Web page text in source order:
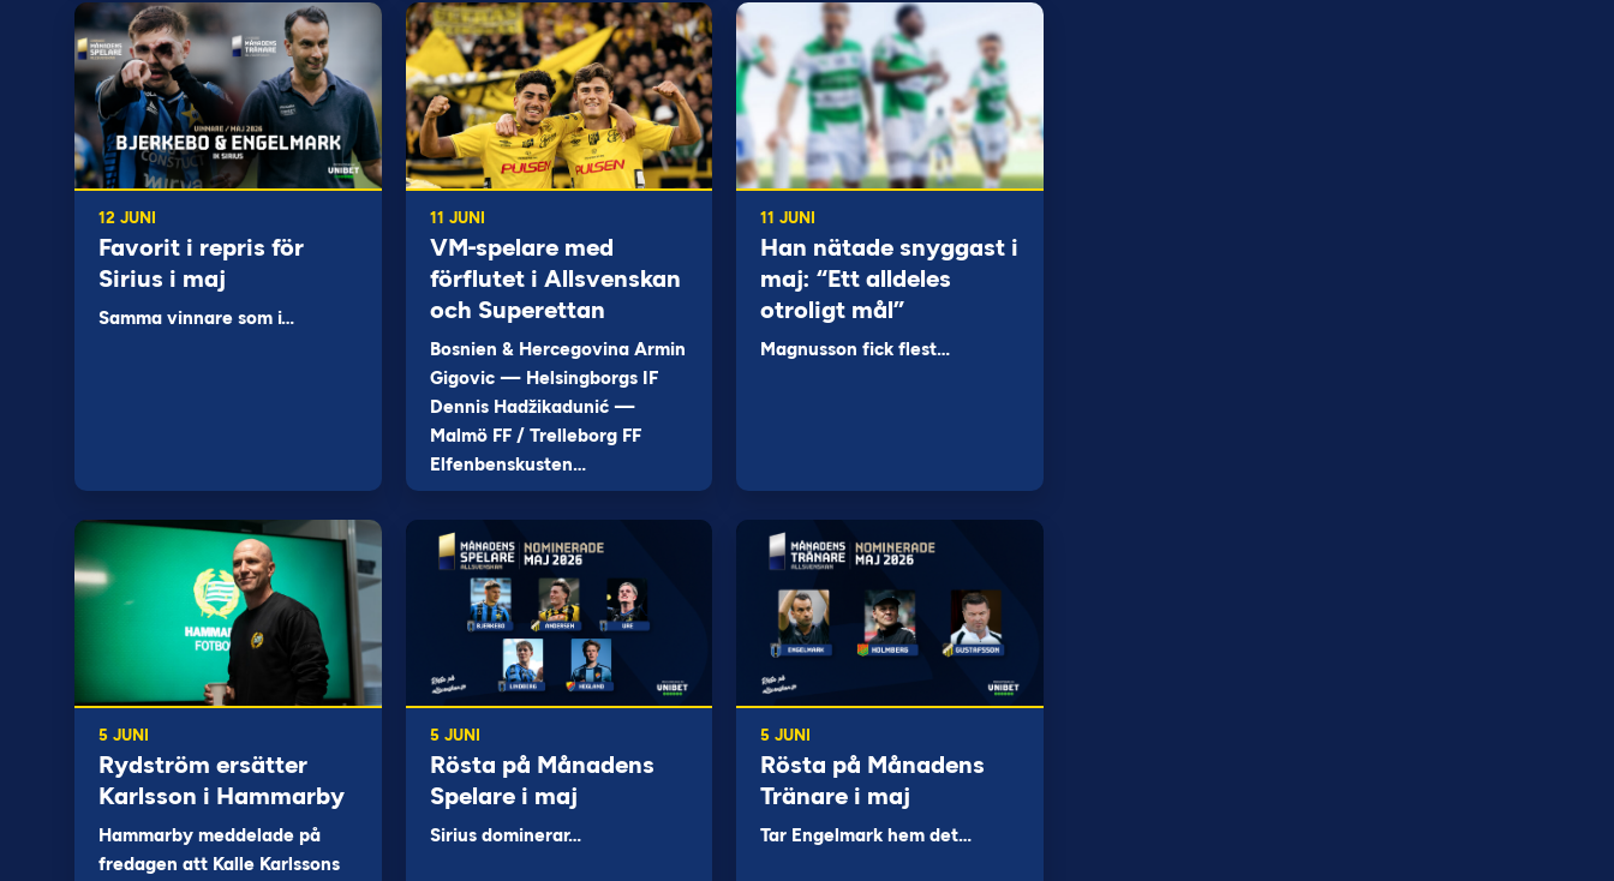
12 JUNI
Favorit i repris för
Sirius i maj
Samma vinnare som i…
11 JUNI
VM-spelare med
förflutet i Allsvenskan
och Superettan
Bosnien & Hercegovina Armin
Gigovic — Helsingborgs IF
Dennis Hadžikadunić —
Malmö FF / Trelleborg FF
Elfenbenskusten…
11 JUNI
Han nätade snyggast i
maj: “Ett alldeles
otroligt mål”
Magnusson fick flest…
5 JUNI
Rydström ersätter
Karlsson i Hammarby
Hammarby meddelade på
fredagen att Kalle Karlssons
5 JUNI
Rösta på Månadens
Spelare i maj
Sirius dominerar…
5 JUNI
Rösta på Månadens
Tränare i maj
Tar Engelmark hem det…